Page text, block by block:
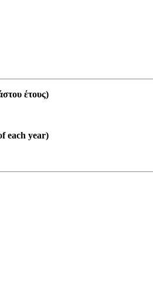
έτους)
each year)